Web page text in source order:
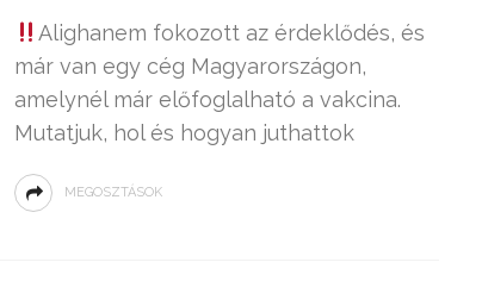
Alighanem fokozott az érdeklődés, és
már van egy cég Magyarországon,
amelynél már előfoglalható a vakcina.
Mutatjuk, hol és hogyan juthattok
MEGOSZTÁSOK